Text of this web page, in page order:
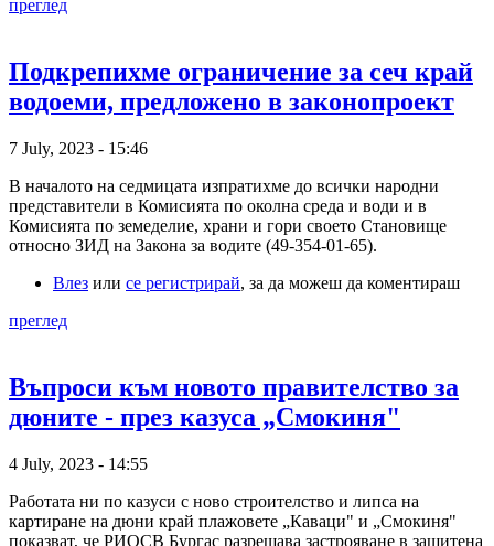
преглед
Подкрепихме ограничение за сеч край
водоеми, предложено в законопроект
7 July, 2023 - 15:46
В началото на седмицата изпратихме до всички народни
представители в Комисията по околна среда и води и в
Комисията по земеделие, храни и гори своето Становище
относно ЗИД на Закона за водите (49-354-01-65).
Влез или се регистрирай, за да можеш да коментираш
преглед
Въпроси към новото правителство за
дюните - през казуса „Смокиня"
4 July, 2023 - 14:55
Работата ни по казуси с ново строителство и липса на
картиране на дюни край плажовете „Каваци" и „Смокиня"
показват, че РИОСВ Бургас разрешава застрояване в защитена